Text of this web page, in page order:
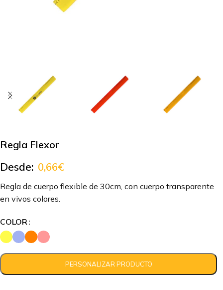
Regla Flexor
Desde: 0,66€
Regla de cuerpo flexible de 30cm, con cuerpo transparente
en vivos colores.
COLOR